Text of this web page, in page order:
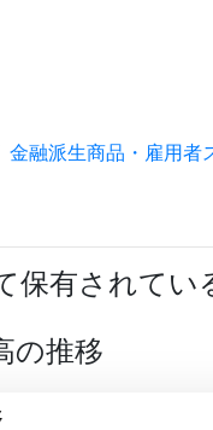
金融派生商品・雇用者
保有されてい
の推移